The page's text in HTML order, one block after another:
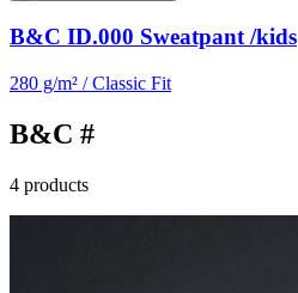
B&C ID.000 Sweatpant /kids
280 g/m² / Classic Fit
B&C #
4 products